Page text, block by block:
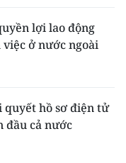
lợi lao động
ở nước ngoài
quyết hồ sơ điện tử
đầu cả nước